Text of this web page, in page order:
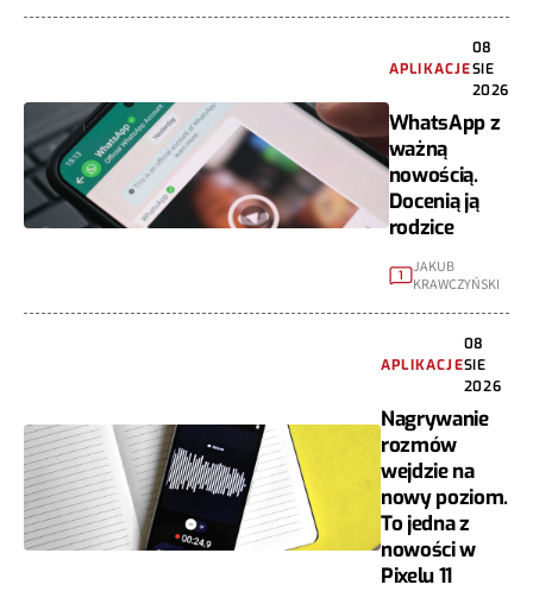
APLIKACJE
08
SIE
2026
WhatsApp z
ważną
nowością.
Docenią ją
rodzice
1
JAKUB
KRAWCZYŃSKI
APLIKACJE
08
SIE
2026
Nagrywanie
rozmów
wejdzie na
nowy poziom.
To jedna z
nowości w
Pixelu 11